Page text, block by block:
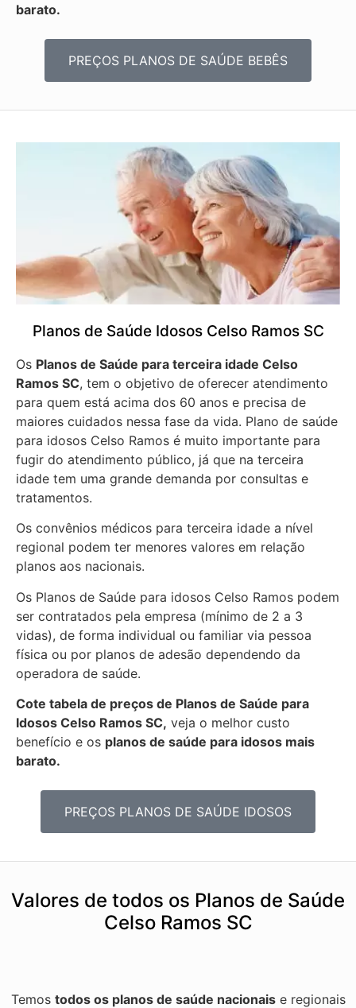
barato.
PREÇOS PLANOS DE SAÚDE BEBÊS
Planos de Saúde Idosos Celso Ramos SC
Os Planos de Saúde para terceira idade Celso
Ramos SC, tem o objetivo de oferecer atendimento
para quem está acima dos 60 anos e precisa de
maiores cuidados nessa fase da vida. Plano de saúde
para idosos Celso Ramos é muito importante para
fugir do atendimento público, já que na terceira
idade tem uma grande demanda por consultas e
tratamentos.
Os convênios médicos para terceira idade a nível
regional podem ter menores valores em relação
planos aos nacionais.
Os Planos de Saúde para idosos Celso Ramos podem
ser contratados pela empresa (mínimo de 2 a 3
vidas), de forma individual ou familiar via pessoa
física ou por planos de adesão dependendo da
operadora de saúde.
Cote tabela de preços de Planos de Saúde para
Idosos Celso Ramos SC, veja o melhor custo
benefício e os planos de saúde para idosos mais
barato.
PREÇOS PLANOS DE SAÚDE IDOSOS
Valores de todos os Planos de Saúde
Celso Ramos SC
Temos todos os planos de saúde nacionaise regionais